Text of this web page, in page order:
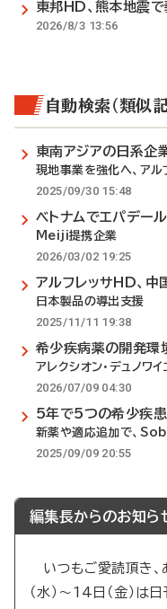
東邦HD、熊本地震
2026/8/3 13:56
自動検索（類似
東南アジアの日系企
現地事業を強化へ、アル
2025/09/30 15:48
ベトナムでエパデー
Meiji提携企業
2026/03/02 19:25
アルフレッサHD、中
日本製品の導出支援
2025/11/11 19:38
希少疾病薬の開発環
アレクシオン・デュノワ
2026/07/09 04:30
5年で5つの希少疾
新薬や適応追加で、
2025/09/09 20:55
編集長からのお知ら
いつもご愛読頂き、
（水）～14日（金）は